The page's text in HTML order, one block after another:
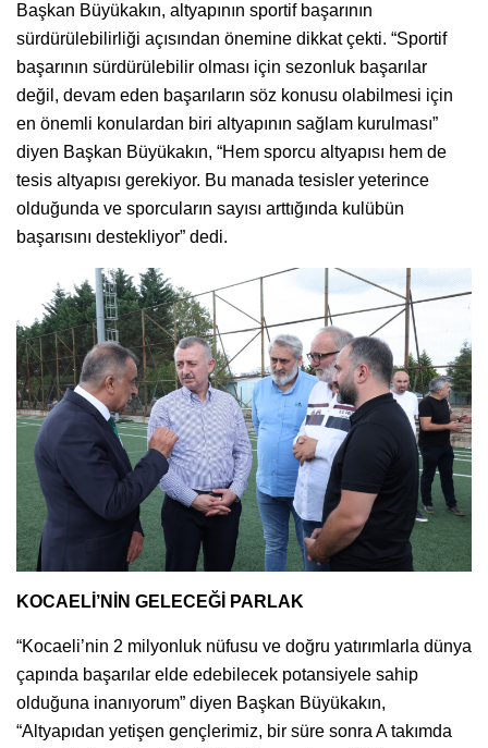
Başkan Büyükakın, altyapının sportif başarının
sürdürülebilirliği açısından önemine dikkat çekti. “Sportif
başarının sürdürülebilir olması için sezonluk başarılar
değil, devam eden başarıların söz konusu olabilmesi için
en önemli konulardan biri altyapının sağlam kurulması”
diyen Başkan Büyükakın, “Hem sporcu altyapısı hem de
tesis altyapısı gerekiyor. Bu manada tesisler yeterince
olduğunda ve sporcuların sayısı arttığında kulübün
başarısını destekliyor” dedi.
KOCAELİ’NİN GELECEĞİ PARLAK
“Kocaeli’nin 2 milyonluk nüfusu ve doğru yatırımlarla dünya
çapında başarılar elde edebilecek potansiyele sahip
olduğuna inanıyorum” diyen Başkan Büyükakın,
“Altyapıdan yetişen gençlerimiz, bir süre sonra A takımda